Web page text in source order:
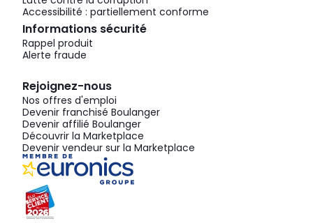
Accessibilité : partiellement conforme
Informations sécurité
Rappel produit
Alerte fraude
Rejoignez-nous
Nos offres d'emploi
Devenir franchisé Boulanger
Devenir affilié Boulanger
Découvrir la Marketplace
Devenir vendeur sur la Marketplace